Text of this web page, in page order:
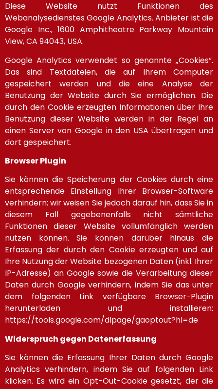
Diese Website nutzt Funktionen des
Webanalysedienstes Google Analytics. Anbieter ist die
Google Inc., 1600 Amphitheatre Parkway Mountain
View, CA 94043, USA.
Google Analytics verwendet so genannte „Cookies“.
Das sind Textdateien, die auf Ihrem Computer
gespeichert werden und die eine Analyse der
Benutzung der Website durch Sie ermöglichen. Die
durch den Cookie erzeugten Informationen über Ihre
Benutzung dieser Website werden in der Regel an
einen Server von Google in den USA übertragen und
dort gespeichert.
Browser Plugin
Sie können die Speicherung der Cookies durch eine
entsprechende Einstellung Ihrer Browser-Software
verhindern; wir weisen Sie jedoch darauf hin, dass Sie in
diesem Fall gegebenenfalls nicht sämtliche
Funktionen dieser Website vollumfänglich werden
nutzen können. Sie können darüber hinaus die
Erfassung der durch den Cookie erzeugten und auf
Ihre Nutzung der Website bezogenen Daten (inkl. Ihrer
IP-Adresse) an Google sowie die Verarbeitung dieser
Daten durch Google verhindern, indem Sie das unter
dem folgenden Link verfügbare Browser-Plugin
herunterladen und installieren:
https://tools.google.com/dlpage/gaoptout?hl=de
Widerspruch gegen Datenerfassung
Sie können die Erfassung Ihrer Daten durch Google
Analytics verhindern, indem Sie auf folgenden Link
klicken. Es wird ein Opt-Out-Cookie gesetzt, der die